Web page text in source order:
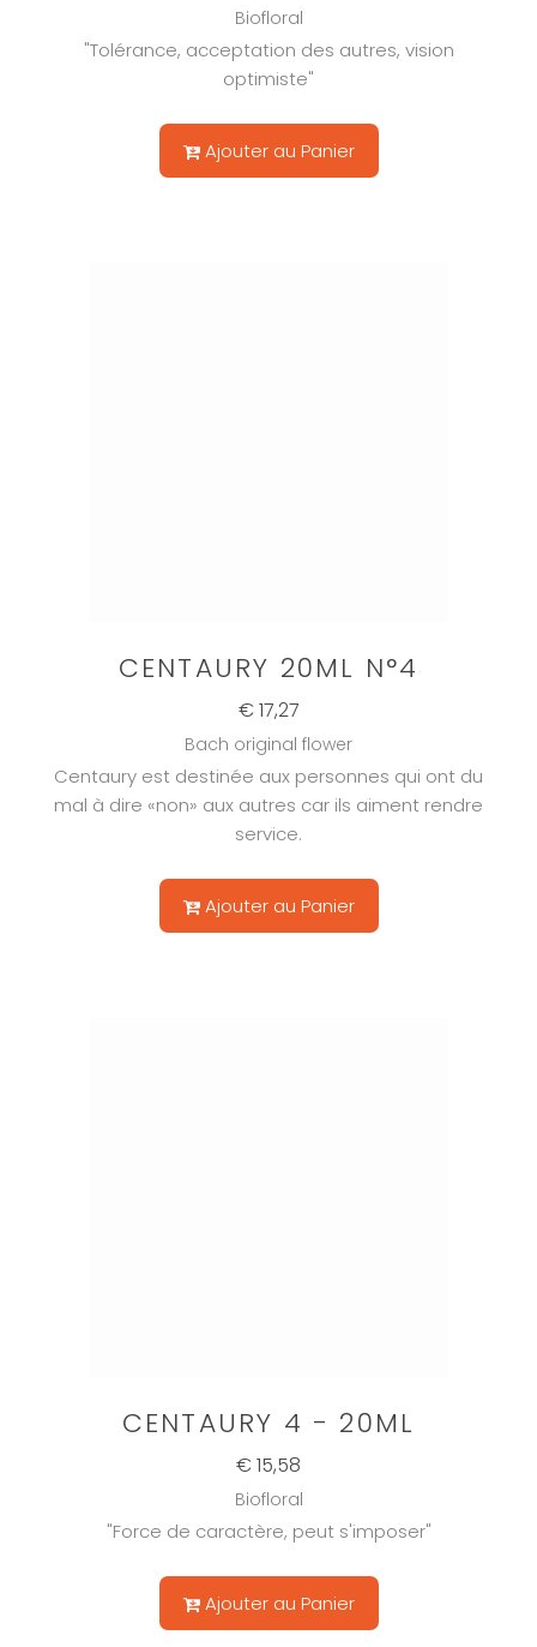
Biofloral
"Tolérance, acceptation des autres, vision
optimiste"
Ajouter au Panier
CENTAURY 20ML N°4
€ 17,27
Bach original flower
Centaury est destinée aux personnes qui ont du
mal à dire «non» aux autres car ils aiment rendre
service.
Ajouter au Panier
CENTAURY 4 - 20ML
€ 15,58
Biofloral
"Force de caractère, peut s'imposer"
Ajouter au Panier